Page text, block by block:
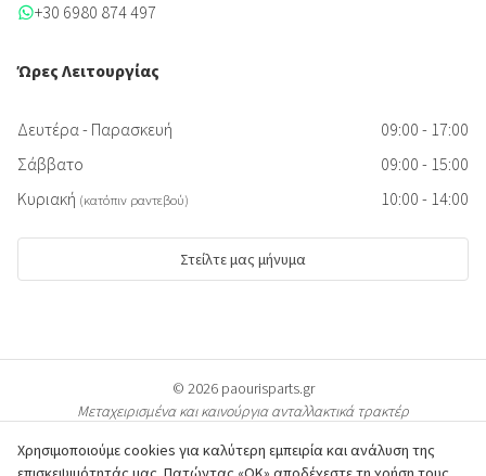
+30 6980 874 497
Ώρες Λειτουργίας
Δευτέρα - Παρασκευή
09:00 - 17:00
Σάββατο
09:00 - 15:00
Κυριακή (κατόπιν ραντεβού) 10:00 - 14:00
Στείλτε μας μήνυμα
© 2026 paourisparts.gr
Μεταχειρισμένα και καινούργια ανταλλακτικά τρακτέρ
Χρησιμοποιούμε cookies για καλύτερη εμπειρία και ανάλυση της